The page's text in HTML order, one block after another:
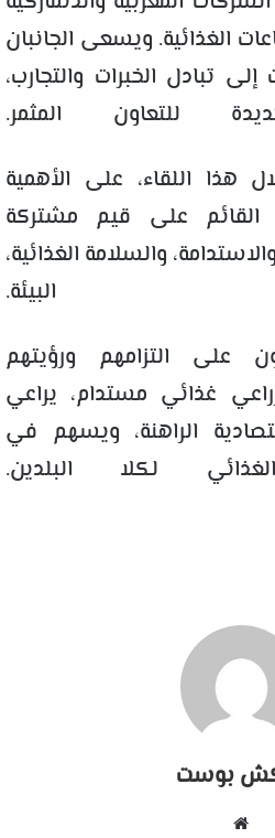
الغذائية. ويسعى الجانبان
تبادل الخبرات والتجارب،
للتعاون المثمر.
هذا اللقاء، على الأهمية
القائم على قيم مشتركة
والسلامة الغذائية،
البيئة.
على التزامهم ورؤيتهم
غذائي مستدام، يراعي
الراهنة، ويسهم في
لكلا البلدين.
بوست